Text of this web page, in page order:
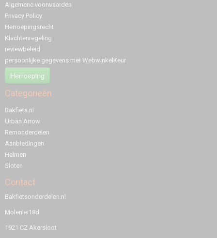
Algemene voorwaarden
Privacy Policy
Herroepingsrecht
Klachtenregeling
reviewbeleid
persoonlijke gegevens met WebwinkelKeur
Herroeping
Categorieën
Bakfiets.nl
Urban Arrow
Remonderdelen
Aanbiedingen
Helmen
Sloten
Contact
Bakfietsonderdelen.nl
Molenlei18d
1921 CZ Akersloot